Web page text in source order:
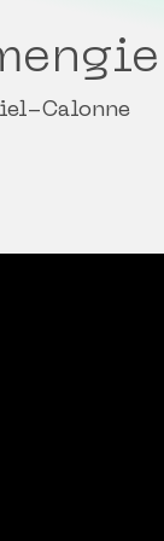
Calonne